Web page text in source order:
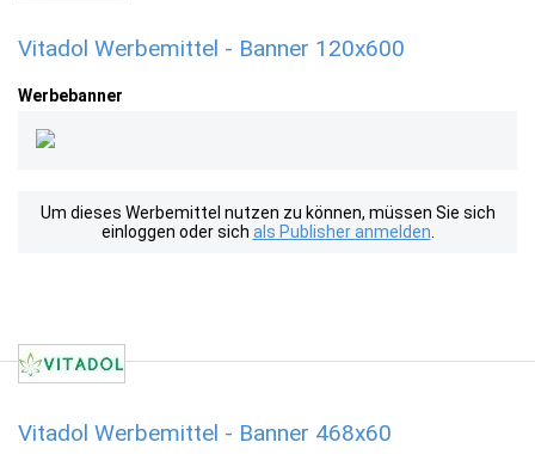
Vitadol Werbemittel - Banner 120x600
Werbebanner
Um dieses Werbemittel nutzen zu können, müssen Sie sich
einloggen oder sich als Publisher anmelden
Vitadol Werbemittel - Banner 468x60